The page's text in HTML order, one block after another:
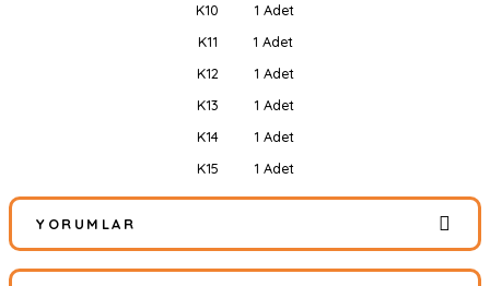
K10
1 Adet
K11
1 Adet
K12
1 Adet
K13
1 Adet
K14
1 Adet
K15
1 Adet
YORUMLAR